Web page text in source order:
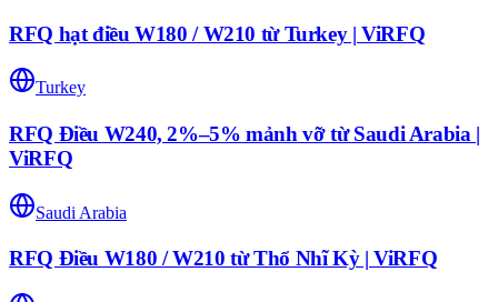
RFQ hạt điều W180 / W210 từ Turkey | ViRFQ
Turkey
RFQ Điều W240, 2%–5% mảnh vỡ từ Saudi Arabia |
ViRFQ
Saudi Arabia
RFQ Điều W180 / W210 từ Thổ Nhĩ Kỳ | ViRFQ